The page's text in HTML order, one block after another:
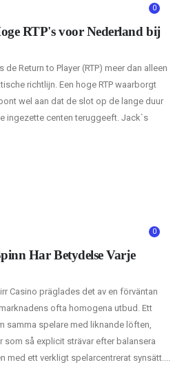
0
RTP's voor Nederland bij
Return to Player (RTP) meer dan alleen
richtlijn. Een hoge RTP waarborgt
wel aan dat de slot op de lange duur
ingezette centen teruggeeft. Jack`s
0
Har Betydelse Varje
Casino präglades det av en förväntan
ofta homogena utbud. Ett
samma spelare med liknande löften,
som så explicit strävar efter balansera
med ett verkligt spelarcentrerat synsätt....